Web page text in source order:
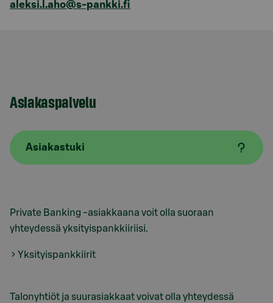
aleksi.l.aho@s-pankki.fi
Asiakaspalvelu
Asiakastuki
Private Banking -asiakkaana voit olla suoraan
yhteydessä yksityispankkiiriisi.
Yksityispankkiirit
Talonyhtiöt ja suurasiakkaat voivat olla yhteydessä